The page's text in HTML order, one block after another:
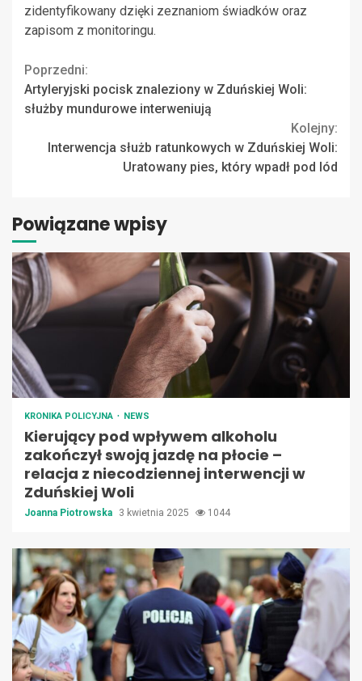
zidentyfikowany dzięki zeznaniom świadków oraz
zapisom z monitoringu.
Continue
Reading
Poprzedni:
Artyleryjski pocisk znaleziony w Zduńskiej Woli:
służby mundurowe interweniują
Kolejny:
Interwencja służb ratunkowych w Zduńskiej Woli:
Uratowany pies, który wpadł pod lód
Powiązane wpisy
KRONIKA POLICYJNA NEWS
Kierujący pod wpływem alkoholu
zakończył swoją jazdę na płocie –
relacja z niecodziennej interwencji w
Zduńskiej Woli
Joanna Piotrowska 3 kwietnia 2025 1044